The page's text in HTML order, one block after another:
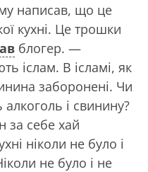
написав, що це
кухні. Це трошки
блогер. —
іслам. В ісламі, як
заборонені. Чи
алкоголь і свинину?
за себе хай
ніколи не було і
не було і не